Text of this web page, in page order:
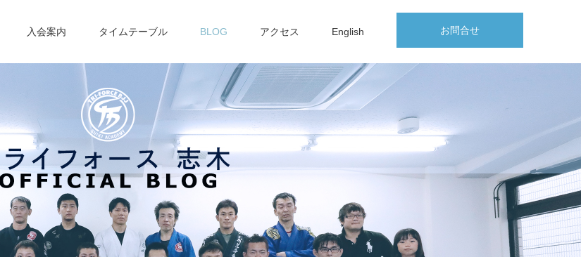
お問合せ
入会案内 タイムテーブル BLOG アクセス English